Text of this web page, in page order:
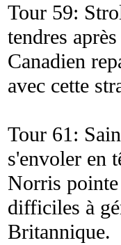
Tour 59:
tendres
Canadien
avec cette
Tour 61:
s'envoler en
Norris pointe
difficiles à
Britannique.